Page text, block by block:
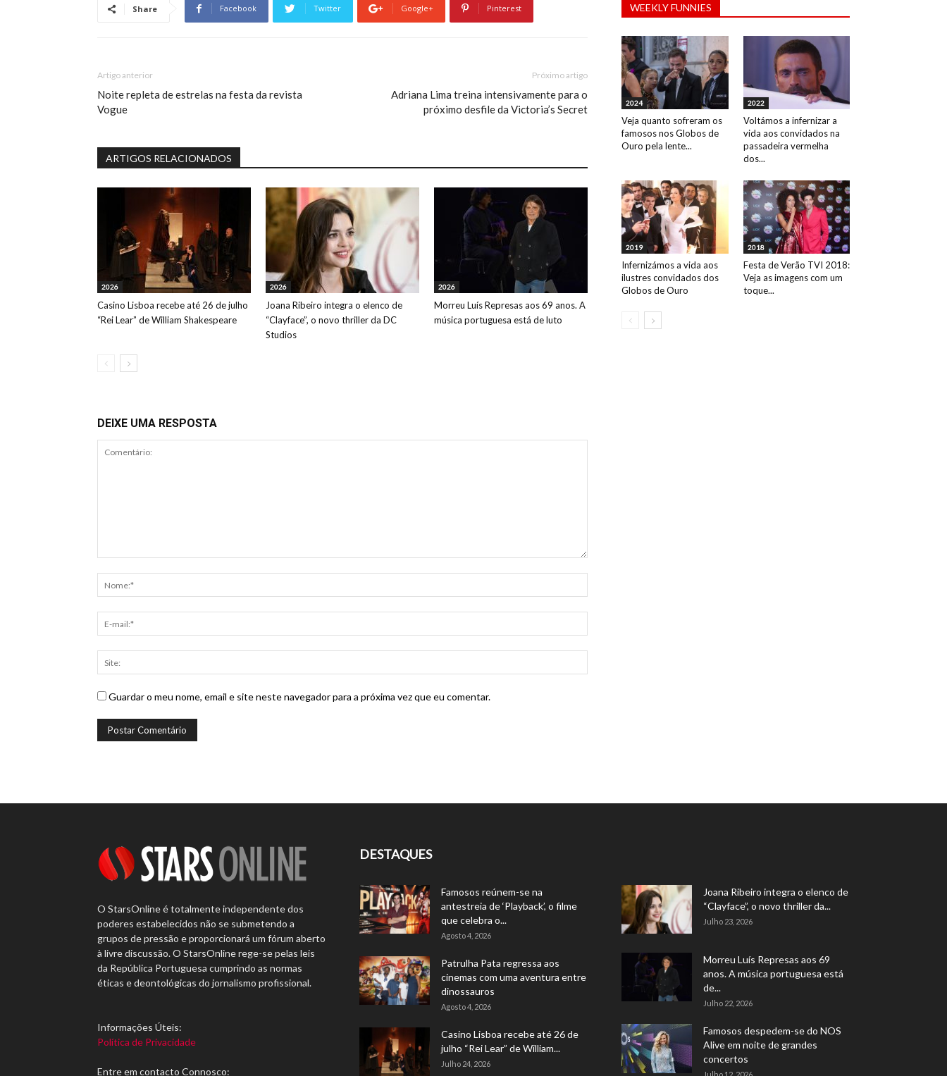
Share Facebook Twitter Google+ Pinterest
Artigo anterior
Noite repleta de estrelas na festa da revista
Vogue
Próximo artigo
Adriana Lima treina intensivamente para o
próximo desfile da Victoria’s Secret
ARTIGOS RELACIONADOS
2026
Casino Lisboa recebe até 26 de julho
“Rei Lear” de William Shakespeare
2026
Joana Ribeiro integra o elenco de
“Clayface”, o novo thriller da DC
Studios
2026
Morreu Luís Represas aos 69 anos. A
música portuguesa está de luto
DEIXE UMA RESPOSTA
Guardar o meu nome, email e site neste navegador para a próxima vez que eu comentar.
WEEKLY FUNNIES
2024
Veja quanto sofreram os
famosos nos Globos de
Ouro pela lente...
2022
Voltámos a infernizar a
vida aos convidados na
passadeira vermelha
dos...
2019
Infernizámos a vida aos
ilustres convidados dos
Globos de Ouro
2018
Festa de Verão TVI 2018:
Veja as imagens com um
toque...
O StarsOnline é totalmente independente dos
poderes estabelecidos não se submetendo a
grupos de pressão e proporcionará um fórum aberto
à livre discussão. O StarsOnline rege-se pelas leis
da República Portuguesa cumprindo as normas
éticas e deontológicas do jornalismo profissional.
Informações Úteis:
Política de Privacidade
Entre em contacto Connosco:
DESTAQUES
Famosos reúnem-se na
antestreia de ‘Playback’, o filme
que celebra o...
Agosto 4, 2026
Patrulha Pata regressa aos
cinemas com uma aventura entre
dinossauros
Agosto 4, 2026
Casino Lisboa recebe até 26 de
julho “Rei Lear” de William...
Julho 24, 2026
Joana Ribeiro integra o elenco de
“Clayface”, o novo thriller da...
Julho 23, 2026
Morreu Luís Represas aos 69
anos. A música portuguesa está
de...
Julho 22, 2026
Famosos despedem-se do NOS
Alive em noite de grandes
concertos